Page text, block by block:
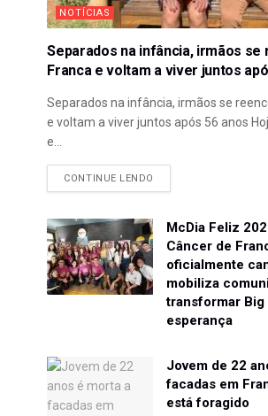
NOTÍCIAS
Separados na infância, irmãos
Franca e voltam a viver juntos
Separados na infância, irmãos se
e voltam a viver juntos após 56 anos
e...
CONTINUE LENDO
McDia Feliz
Câncer de
oficialmente
mobiliza
transformar Big
esperança
Jovem de 22
facadas em
está foragido